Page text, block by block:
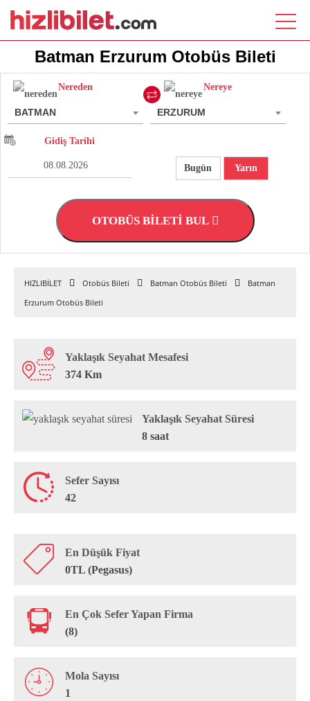
Batman Erzurum Otobüs Bileti
Nereden
BATMAN
Nereye
ERZURUM
Gidiş Tarihi
Bugün Yarın
OTOBÜS BİLETİ BUL
HIZLIBİLET Otobüs Bileti Batman Otobüs Bileti
Batman
Erzurum Otobüs Bileti
Yaklaşık Seyahat Mesafesi
374 Km
Yaklaşık Seyahat Süresi
8 saat
Sefer Sayısı
42
En Düşük Fiyat
0TL (Pegasus)
En Çok Sefer Yapan Firma
(8)
Mola Sayısı
1